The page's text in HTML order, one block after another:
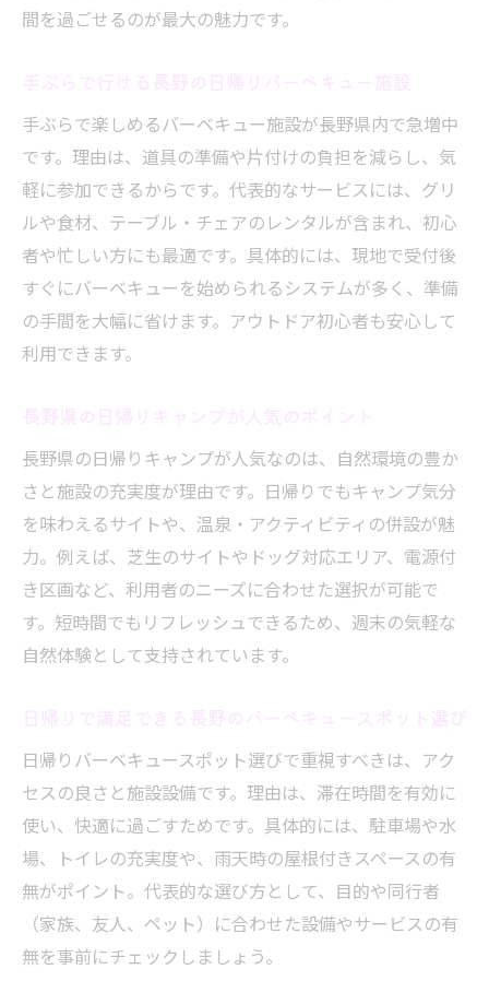
しむ秘訣
友人と満喫できる長野の手ぶらアウトドア
体験
長野で家族や友人と過ごすキャンプの魅力
手ぶらキャンプでアウトドア初心者も安心
の長野
長野県の自然で家族と作る思い出キャンプ
術
間を過ごせるのが最大の魅力です。
手ぶらで楽しめるバーベキュー施設が長野県内で急増中
です。理由は、道具の準備や片付けの負担を減らし、気
軽に参加できるからです。代表的なサービスには、グリ
ルや食材、テーブル・チェアのレンタルが含まれ、初心
者や忙しい方にも最適です。具体的には、現地で受付後
すぐにバーベキューを始められるシステムが多く、準備
の手間を大幅に省けます。アウトドア初心者も安心して
利用できます。
長野県の日帰りキャンプが人気なのは、自然環境の豊か
さと施設の充実度が理由です。日帰りでもキャンプ気分
を味わえるサイトや、温泉・アクティビティの併設が魅
力。例えば、芝生のサイトやドッグ対応エリア、電源付
き区画など、利用者のニーズに合わせた選択が可能で
す。短時間でもリフレッシュできるため、週末の気軽な
自然体験として支持されています。
日帰りバーベキュースポット選びで重視すべきは、アク
セスの良さと施設設備です。理由は、滞在時間を有効に
使い、快適に過ごすためです。具体的には、駐車場や水
場、トイレの充実度や、雨天時の屋根付きスペースの有
無がポイント。代表的な選び方として、目的や同行者
（家族、友人、ペット）に合わせた設備やサービスの有
無を事前にチェックしましょう。